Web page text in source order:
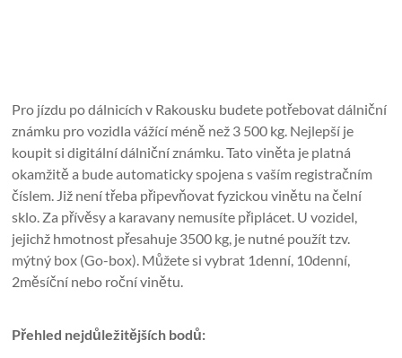
Pro jízdu po dálnicích v Rakousku budete potřebovat dálniční
známku pro vozidla vážící méně než 3 500 kg. Nejlepší je
koupit si digitální dálniční známku. Tato viněta je platná
okamžitě a bude automaticky spojena s vaším registračním
číslem. Již není třeba připevňovat fyzickou vinětu na čelní
sklo. Za přívěsy a karavany nemusíte připlácet. U vozidel,
jejichž hmotnost přesahuje 3500 kg, je nutné použít tzv.
mýtný box (Go-box). Můžete si vybrat 1denní, 10denní,
2měsíční nebo roční vinětu.
Přehled nejdůležitějších bodů: